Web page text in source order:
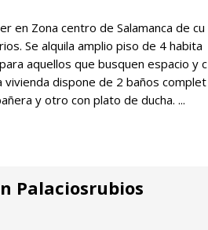
en Zona centro de Salamanca de cu
Se alquila amplio piso de 4 habita
aquellos que busquen espacio y c
vivienda dispone de 2 baños complet
y otro con plato de ducha. ...
Palaciosrubios